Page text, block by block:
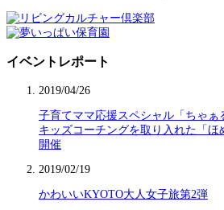
イベントレポート
2019/04/26
子育てママ応援スペシャル「ちゃぁ
キッズコーチングを取り入れた「
開催
2019/02/19
かわいいKYOTO大人女子旅第2弾